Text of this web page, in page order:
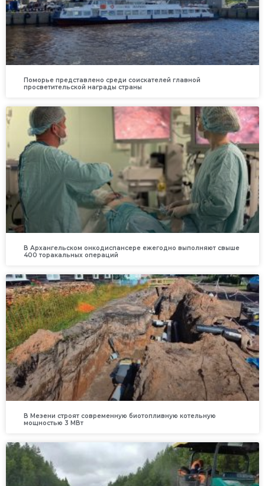
Поморье представлено среди соискателей главной
просветительской награды страны
В Архангельском онкодиспансере ежегодно выполняют свыше
400 торакальных операций
В Мезени строят современную биотопливную котельную
мощностью 3 МВт